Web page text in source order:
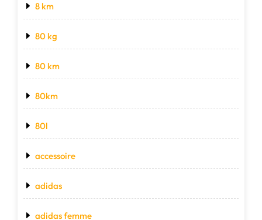
8 km
80 kg
80 km
80km
80l
accessoire
adidas
adidas femme